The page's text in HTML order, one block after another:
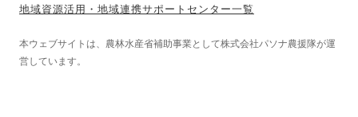
地域資源活用・地域連携サポートセンター一覧
本ウェブサイトは、農林水産省補助事業として株式会社パソナ農援隊が運
営しています。